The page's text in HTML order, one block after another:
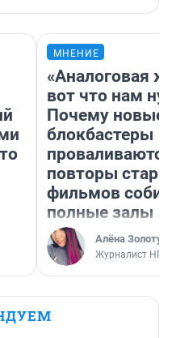
МНЕНИЕ
«Аналоговая
вот что нам
Почему новые
блокбастеры
повторы
фильмов
полные залы
Алёна
Журналист НГС